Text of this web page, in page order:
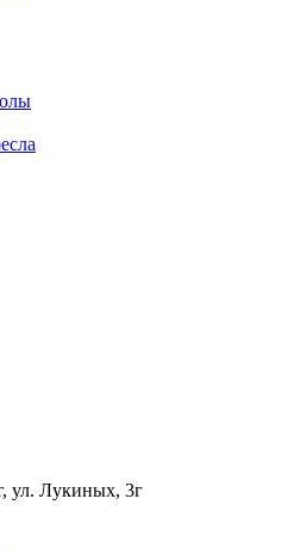
ул. Лукиных, 3г